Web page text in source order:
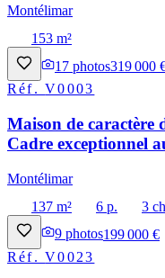
Montélimar
153 m²
17 photos319 000
Réf.V0003
Maison de caractère
Cadre exceptionnel
Montélimar
137 m²
6 p. 3
9 photos199 000 €
Réf.V0023